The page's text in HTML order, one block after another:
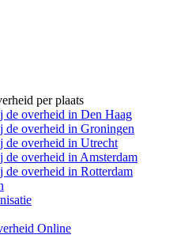
per plaats
de overheid in Den Haag
de overheid in Groningen
de overheid in Utrecht
de overheid in Amsterdam
de overheid in Rotterdam
Online